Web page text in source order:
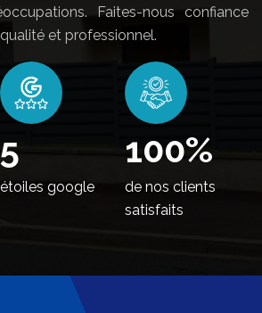
Faites-nous confiance
et professionnel.
5
étoiles google
100%
de nos clients
satisfaits